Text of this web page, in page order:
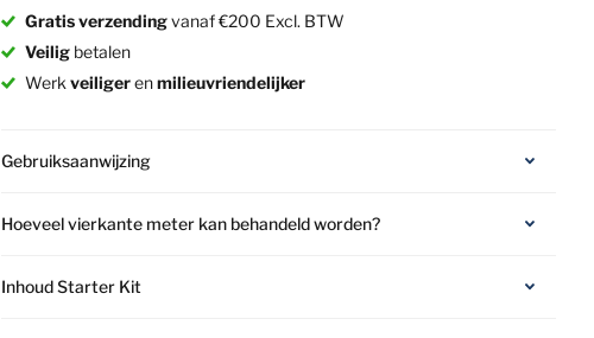
Gratis verzendingvanaf €200 Excl. BTW
Veilig betalen
Werk veiligerenmilieuvriendelijker
Gebruiksaanwijzing
Hoeveel vierkante meter kan behandeld worden?
Inhoud Starter Kit